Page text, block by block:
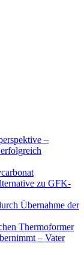
–
zu GFK-
Übernahme der
Thermoformer
– Vater